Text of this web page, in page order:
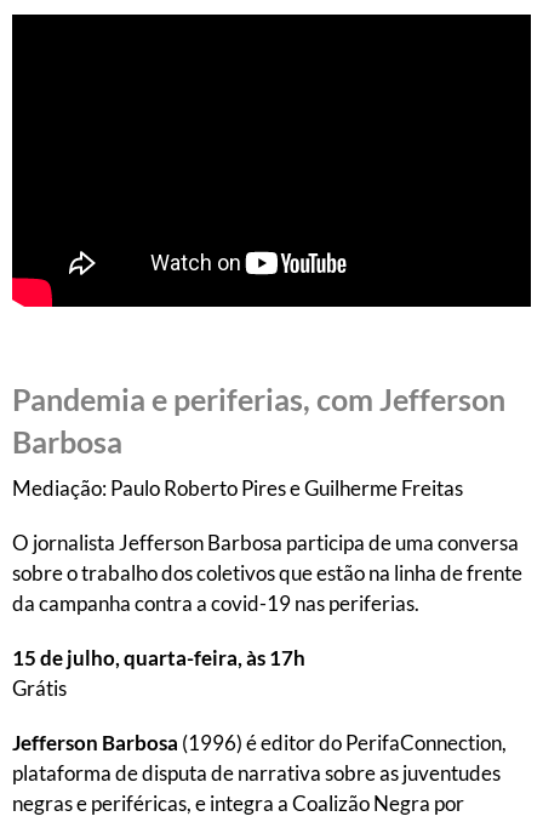
Pandemia e periferias, com Jefferson
Barbosa
Mediação: Paulo Roberto Pires e Guilherme Freitas
O jornalista Jefferson Barbosa participa de uma conversa
sobre o trabalho dos coletivos que estão na linha de frente
da campanha contra a covid-19 nas periferias.
15 de julho, quarta-feira, às 17h
Grátis
Jefferson Barbosa (1996) é editor do PerifaConnection,
plataforma de disputa de narrativa sobre as juventudes
negras e periféricas, e integra a Coalizão Negra por